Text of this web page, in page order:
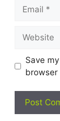
Save
browser